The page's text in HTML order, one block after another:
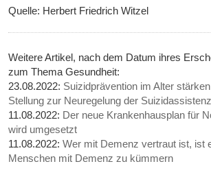
Quelle: Herbert Friedrich Witzel
Weitere Artikel, nach dem Datum ihres
zum Thema Gesundheit:
23.08.2022: Suizidprävention im Alter
Stellung zur Neuregelung der Suizidassistenz
11.08.2022: Der neue Krankenhausplan für
wird umgesetzt
11.08.2022:Wer mit Demenz vertraut ist, ist
Menschen mit Demenz zu kümmern